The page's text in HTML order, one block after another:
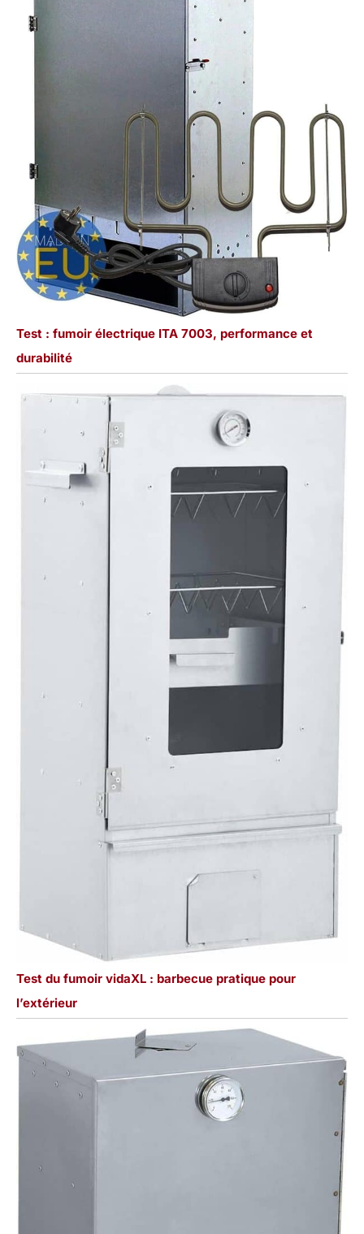
Test : fumoir électrique ITA 7003, performance et
durabilité
Test du fumoir vidaXL : barbecue pratique pour
l’extérieur